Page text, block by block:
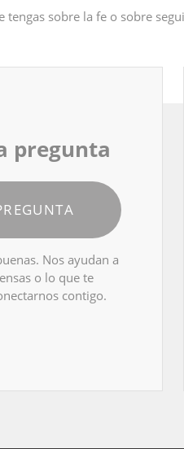
sobre la fe o sobre
pregunta
Nos ayudan a
o lo que te
contigo.